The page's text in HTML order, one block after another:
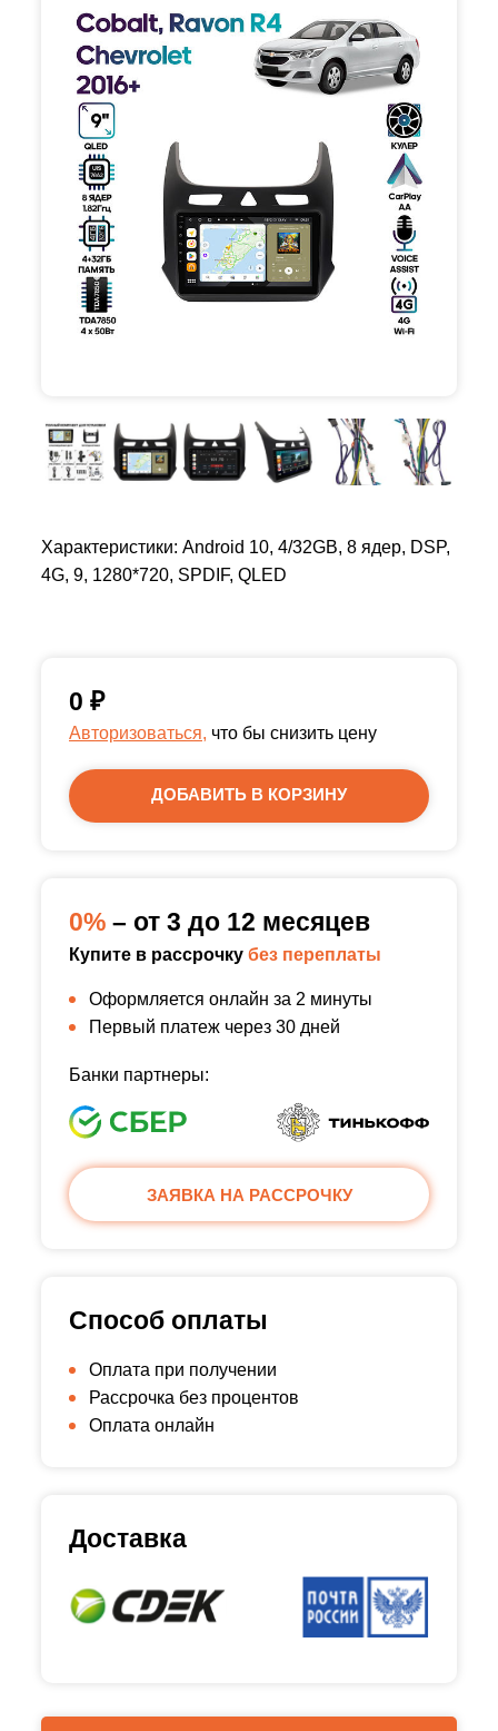
Характеристики: Android 10, 4/32GB, 8 ядер, DSP,
4G, 9, 1280*720, SPDIF, QLED
0 ₽
Авторизоваться, что бы снизить цену
ДОБАВИТЬ В КОРЗИНУ
0% – от 3 до 12 месяцев
Купите в рассрочку без переплаты
Оформляется онлайн за 2 минуты
Первый платеж через 30 дней
Банки партнеры:
ЗАЯВКА НА РАССРОЧКУ
Способ оплаты
Оплата при получении
Рассрочка без процентов
Оплата онлайн
Доставка